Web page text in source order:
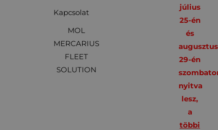
Kapcsolat
MOL
MERCARIUS
FLEET
SOLUTION
július
25-én
és
augusztus
29-én
nyitva
lesz,
a
többi